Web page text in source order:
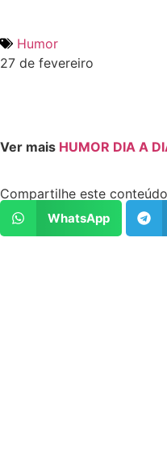
Humor
27 de fevereiro
Ver mais HUMOR DIA A
Compartilhe este
WhatsApp